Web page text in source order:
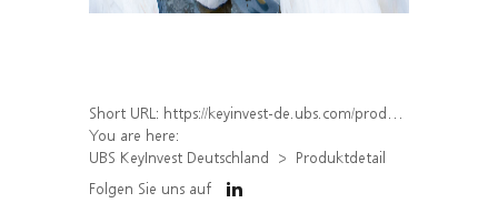
Short URL: https://keyinvest-de.ubs.com/produkt/detail/index/isin/DE000WA5UDF1
You are here:
UBS KeyInvest Deutschland
Produktdetail
Folgen Sie uns auf